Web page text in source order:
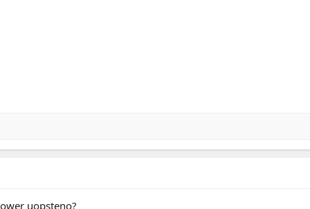
uopsteno?